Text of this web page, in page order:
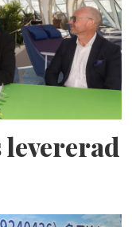
levererad